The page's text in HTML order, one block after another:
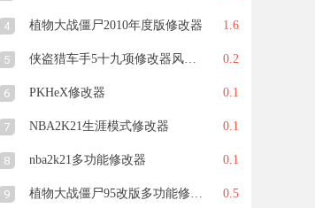
4 植物大战僵尸2010年度版修改器 1.6
5 侠盗猎车手5十九项修改器风灵月影版 0.2
6 PKHeX修改器 0.1
7 NBA2K21生涯模式修改器 0.1
8 nba2k21多功能修改器 0.1
9 植物大战僵尸95改版多功能修改器 0.5